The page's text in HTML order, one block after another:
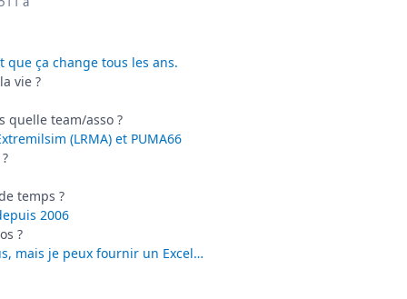
que ça change tous les ans.
vie ?
quelle team/asso ?
(LRMA) et PUMA66
temps ?
2006
?
mais je peux fournir un Excel…